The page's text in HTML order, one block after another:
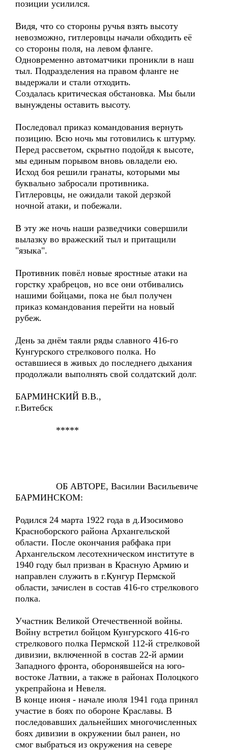
позиции усилился.
Видя, что со стороны ручья взять высоту
невозможно, гитлеровцы начали обходить её
со стороны поля, на левом фланге.
Одновременно автоматчики проникли в наш
тыл. Подразделения на правом фланге не
выдержали и стали отходить.
Создалась критическая обстановка. Мы были
вынуждены оставить высоту.
Последовал приказ командования вернуть
позицию. Всю ночь мы готовились к штурму.
Перед рассветом, скрытно подойдя к высоте,
мы единым порывом вновь овладели ею.
Исход боя решили гранаты, которыми мы
буквально забросали противника.
Гитлеровцы, не ожидали такой дерзкой
ночной атаки, и побежали.
В эту же ночь наши разведчики совершили
вылазку во вражеский тыл и притащили
"языка".
Противник повёл новые яростные атаки на
горстку храбрецов, но все они отбивались
нашими бойцами, пока не был получен
приказ командования перейти на новый
рубеж.
День за днём таяли ряды славного 416-го
Кунгурского стрелкового полка. Но
оставшиеся в живых до последнего дыхания
продолжали выполнять свой солдатский долг.
БАРМИНСКИЙ В.В.,
г.Витебск
*****
ОБ АВТОРЕ, Василии Васильевиче
БАРМИНСКОМ:
Родился 24 марта 1922 года в д.Изосимово
Красноборского района Архангельской
области. После окончания рабфака при
Архангельском лесотехническом институте в
1940 году был призван в Красную Армию и
направлен служить в г.Кунгур Пермской
области, зачислен в состав 416-го стрелкового
полка.
Участник Великой Отечественной войны.
Войну встретил бойцом Кунгурского 416-го
стрелкового полка Пермской 112-й стрелковой
дивизии, включенной в состав 22-й армии
Западного фронта, оборонявшейся на юго-
востоке Латвии, а также в районах Полоцкого
укрепрайона и Невеля.
В конце июня - начале июля 1941 года принял
участие в боях по обороне Краславы. В
последовавших дальнейших многочисленных
боях дивизии в окружении был ранен, но
смог выбраться из окружения на севере